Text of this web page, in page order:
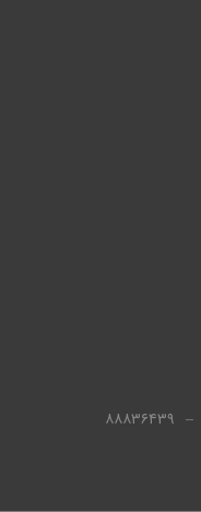
– ۸۸۸۳۶۴۳۹